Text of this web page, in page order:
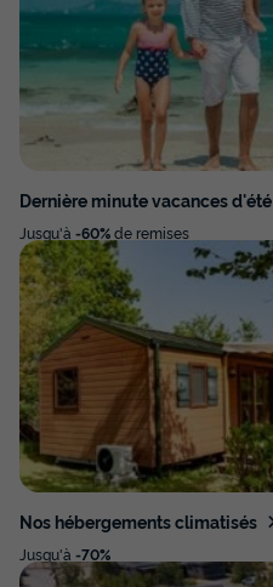
Dernière minute vacances d'été
Jusqu'à -60%de remises
Nos hébergements climatisés
Jusqu'à -70%